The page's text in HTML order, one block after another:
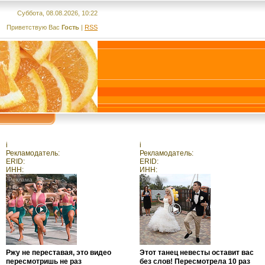
Суббота, 08.08.2026, 10:22
Приветствую Вас Гость | RSS
i
Рекламодатель:
ERID:
ИНН:
Ржу не переставая, это видео
пересмотришь не раз
i
Рекламодатель:
ERID:
ИНН:
Этот танец невесты оставит вас
без слов! Пересмотрела 10 раз